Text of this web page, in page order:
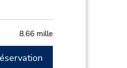
8.66 mille